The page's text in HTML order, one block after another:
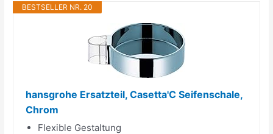
BESTSELLER NR. 20
hansgrohe Ersatzteil, Casetta'C Seifenschale,
Chrom
Flexible Gestaltung